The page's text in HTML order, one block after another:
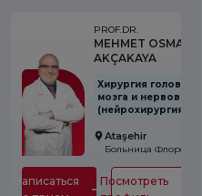
PROF.DR.
MEHMET OSMAN
AKÇAKAYA
Хирургия головного
мозга и нервов
(нейрохирургия)
Ataşehir
Записаться
Посмотреть